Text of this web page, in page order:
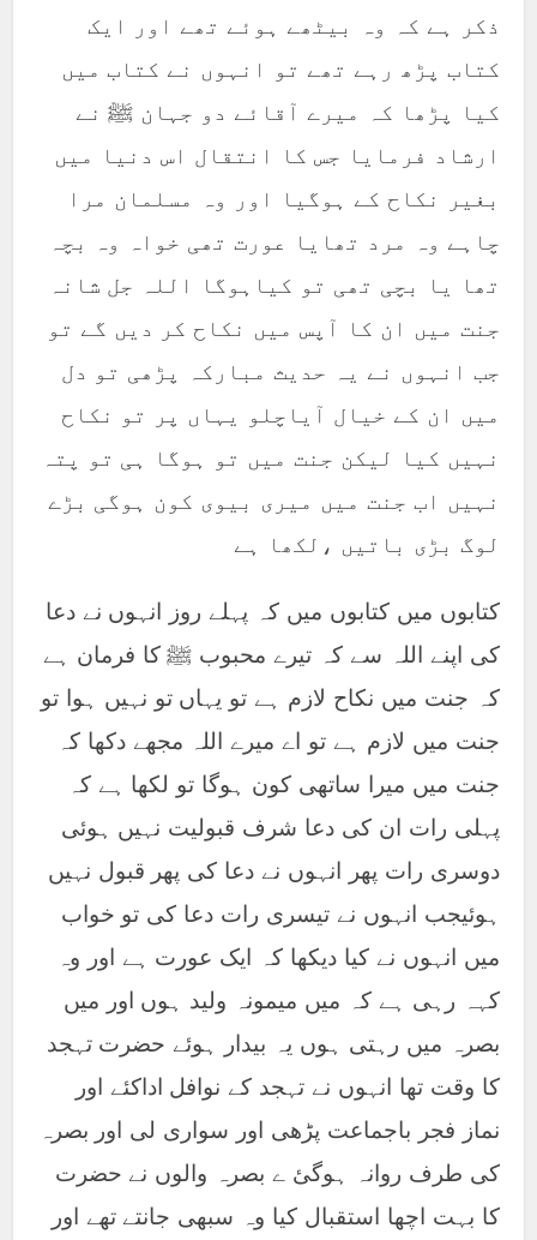
ذکر ہے کہ وہ بیٹھے ہوئے تھے اور ایک
کتاب پڑھ رہے تھے تو انہوں نے کتاب میں
کیا پڑھا کہ میرے آقائے دو جہان ﷺ نے
ارشاد فرمایا جس کا انتقال اس دنیا میں
بغیر نکاح کے ہوگیا اور وہ مسلمان مرا
چاہے وہ مرد تھایا عورت تھی خواہ وہ بچہ
تھا یا بچی تھی تو کیاہوگا اللہ جل شانہ
جنت میں ان کا آپس میں نکاح کر دیں گے تو
جب انہوں نے یہ حدیث مبارکہ پڑھی تو دل
میں ان کے خیال آیاچلو یہاں پر تو نکاح
نہیں کیا لیکن جنت میں تو ہوگا ہی تو پتہ
نہیں اب جنت میں میری بیوی کون ہوگی بڑے
لوگ بڑی باتیں ،لکھا ہے
کتابوں میں کتابوں میں کہ پہلے روز انہوں نے دعا
کی اپنے اللہ سے کہ تیرے محبوب ﷺ کا فرمان ہے
کہ جنت میں نکاح لازم ہے تو یہاں تو نہیں ہوا تو
جنت میں لازم ہے تو اے میرے اللہ مجھے دکھا کہ
جنت میں میرا ساتھی کون ہوگا تو لکھا ہے کہ
پہلی رات ان کی دعا شرف قبولیت نہیں ہوئی
دوسری رات پھر انہوں نے دعا کی پھر قبول نہیں
ہوئیجب انہوں نے تیسری رات دعا کی تو خواب
میں انہوں نے کیا دیکھا کہ ایک عورت ہے اور وہ
کہہ رہی ہے کہ میں میمونہ ولید ہوں اور میں
بصرہ میں رہتی ہوں یہ بیدار ہوئے حضرت تہجد
کا وقت تھا انہوں نے تہجد کے نوافل اداکئے اور
نماز فجر باجماعت پڑھی اور سواری لی اور بصرہ
کی طرف روانہ ہوگئ ے بصرہ والوں نے حضرت
کا بہت اچھا استقبال کیا وہ سبھی جانتے تھے اور